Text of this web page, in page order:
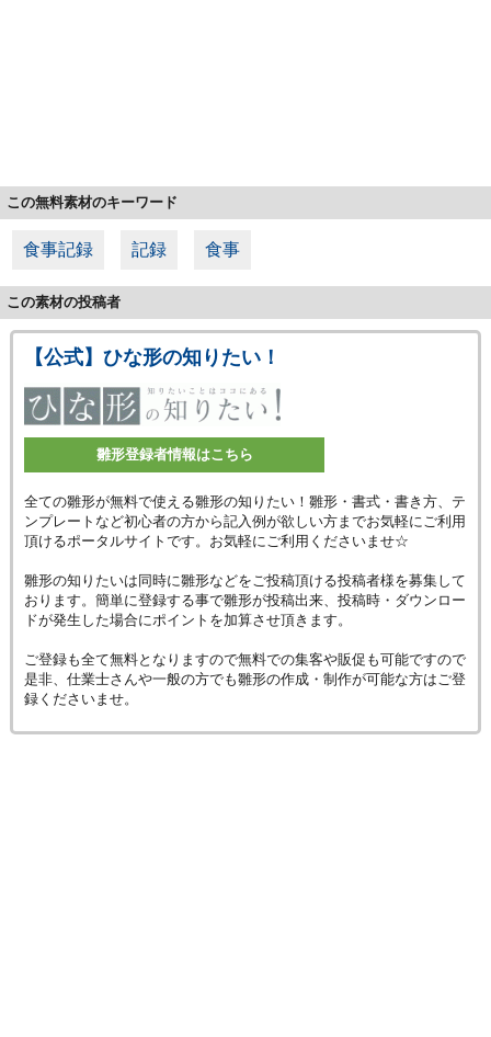
この無料素材のキーワード
食事記録 記録 食事
この素材の投稿者
【公式】ひな形の知りたい！
雛形登録者情報はこちら
全ての雛形が無料で使える雛形の知りたい！雛形・書式・書き方、テ
ンプレートなど初心者の方から記入例が欲しい方までお気軽にご利用
頂けるポータルサイトです。お気軽にご利用くださいませ☆
雛形の知りたいは同時に雛形などをご投稿頂ける投稿者様を募集して
おります。簡単に登録する事で雛形が投稿出来、投稿時・ダウンロー
ドが発生した場合にポイントを加算させ頂きます。
ご登録も全て無料となりますので無料での集客や販促も可能ですので
是非、仕業士さんや一般の方でも雛形の作成・制作が可能な方はご登
録くださいませ。